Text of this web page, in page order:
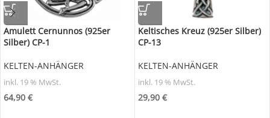
Amulett Cernunnos (925er
Silber) CP-1
KELTEN-ANHÄNGER
inkl. 19 % MwSt.
64,90 €
Keltisches Kreuz (925er Silber)
CP-13
KELTEN-ANHÄNGER
inkl. 19 % MwSt.
29,90 €